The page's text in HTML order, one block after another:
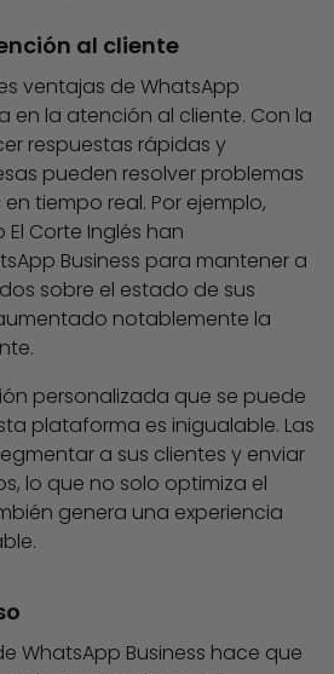
al cliente
ventajas de WhatsApp
en la atención al cliente. Con la
respuestas rápidas y
pueden resolver problemas
tiempo real. Por ejemplo,
Corte Inglés han
Business para mantener a
sobre el estado de sus
notablemente la
personalizada que se puede
plataforma es inigualable. Las
a sus clientes y enviar
lo que no solo optimiza el
genera una experiencia
WhatsApp Business hace que